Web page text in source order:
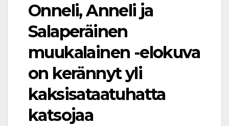
Onneli, Anneli ja
Salaperäinen
muukalainen -elokuva
on kerännyt yli
kaksisataatuhatta
katsojaa